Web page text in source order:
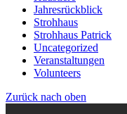
Jahresrückblick
Strohhaus
Strohhaus Patrick
Uncategorized
Veranstaltungen
Volunteers
Zurück nach oben